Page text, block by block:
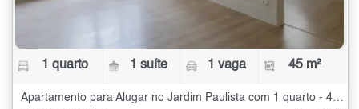
1 quarto 1 suíte 1 vaga 45 m²
Apartamento para Alugar no Jardim Paulista com 1 quarto - 45 m²